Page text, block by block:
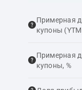
Примерная
купоны
Примерная
купоны, %